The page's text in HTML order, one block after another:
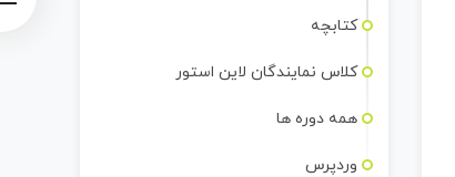
کتابچه
کلاس نمایندگان لاین استور
همه دوره ها
وردپرس